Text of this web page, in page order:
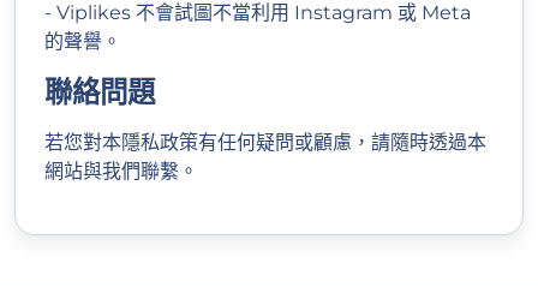
- Viplikes 不會試圖不當利用 Instagram 或 Meta
的聲譽。
聯絡問題
若您對本隱私政策有任何疑問或顧慮，請隨時透過本
網站與我們聯繫。